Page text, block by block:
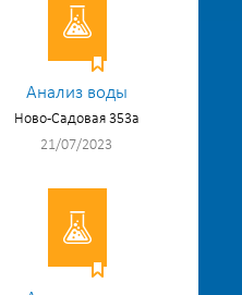
Анализ воды
Ново-Садовая 353а
21/07/2023